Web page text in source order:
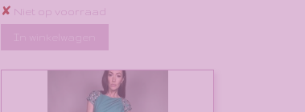
✘ Niet op voorraad